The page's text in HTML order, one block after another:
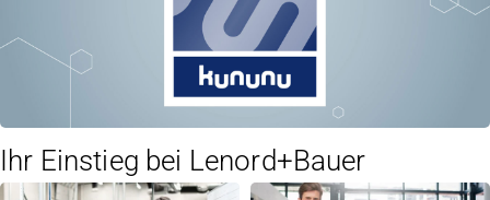
Ihr Einstieg bei Lenord+Bauer